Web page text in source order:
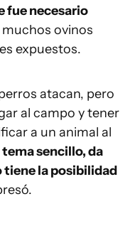
fue necesario
ovinos
expuestos.
atacan, pero
al campo y tener
a un animal al
tema sencillo, da
tiene la posibilidad